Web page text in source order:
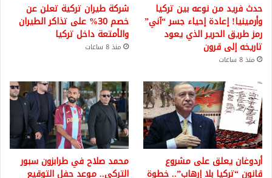
حدث فريد من نوعه بين تركيا
وأرمينيا! إعادة إحياء جسر “آني”
رمز طريق الحرير الذي يعود
تاريخه إلى قرون
منذ 8 ساعات
شركة طيران تركية تعلن عن
خصم 30% على تذاكر الطيران
والأمتعة داخل تركيا
منذ 8 ساعات
أردوغان يعلق على مشروع
قانون “تركيا بلا إرهاب”.. خطوة
محمد صلاح في طرابزون سبور
التركي.. موعد حفل التوقيع